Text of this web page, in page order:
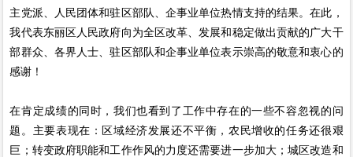
主党派、人民团体和驻区部队、企事业单位热情支持的结果。在此，
我代表东丽区人民政府向为全区改革、发展和稳定做出贡献的广大干
部群众、各界人士、驻区部队和企事业单位表示崇高的敬意和衷心的
感谢！
在肯定成绩的同时，我们也看到了工作中存在的一些不容忽视的问
题。主要表现在：区域经济发展还不平衡，农民增收的任务还很艰
巨；转变政府职能和工作作风的力度还需要进一步加大；城区改造和